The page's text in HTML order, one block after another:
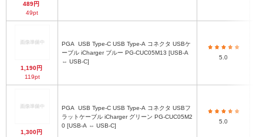
489円
49pt
1,190円
119pt
PGA
ーブル iCharger ブルー PG-CUC05M13 [USB-A
⇔ USB-C]
5.0
1,300円
PGA
ラットケーブル iCharger グリーン PG-CUC05M2
0 [USB-A ⇔ USB-C]
5.0